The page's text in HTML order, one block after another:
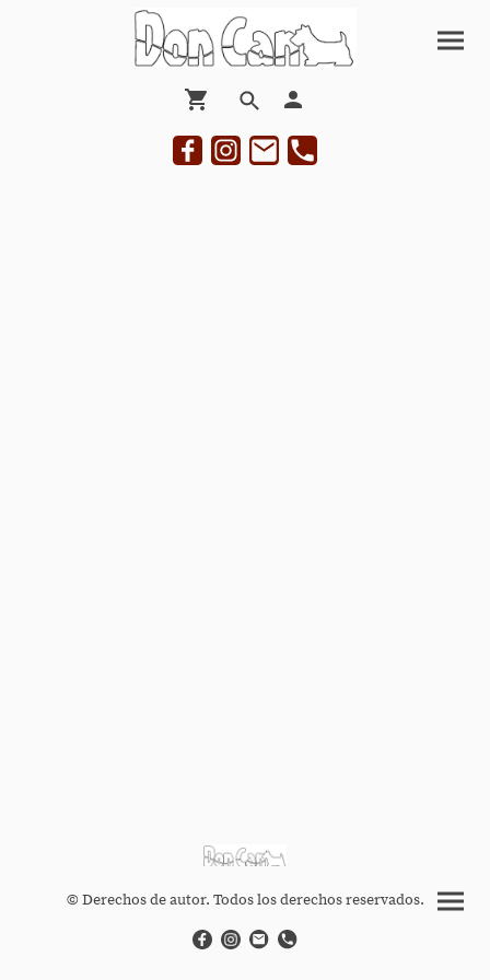
© Derechos de autor. Todos los derechos reservados.